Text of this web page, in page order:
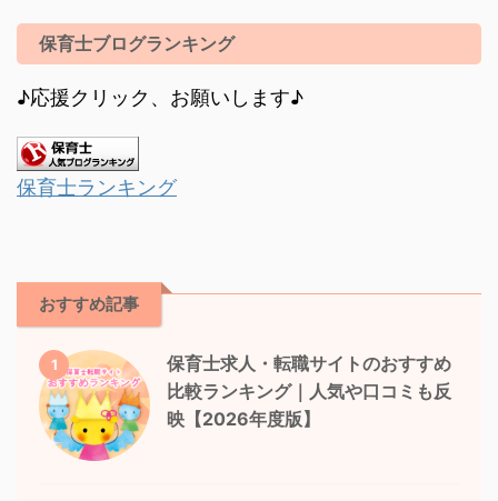
保育士ブログランキング
♪応援クリック、お願いします♪
保育士ランキング
おすすめ記事
1
保育士求人・転職サイトのおすすめ
比較ランキング｜人気や口コミも反
映【2026年度版】